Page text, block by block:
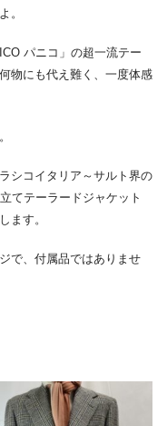
。
パニコ」の超一流テー
物にも代え難く、一度体感
シコイタリア～サルト界の
てテーラードジャケット
ます。
で、付属品ではありませ